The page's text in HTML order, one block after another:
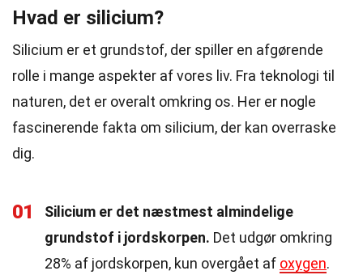
Hvad er silicium?
Silicium er et grundstof, der spiller en afgørende
rolle i mange aspekter af vores liv. Fra teknologi til
naturen, det er overalt omkring os. Her er nogle
fascinerende fakta om silicium, der kan overraske
dig.
01
Silicium er det næstmest almindelige
grundstof i jordskorpen. Det udgør omkring
28% af jordskorpen, kun overgået af oxygen.